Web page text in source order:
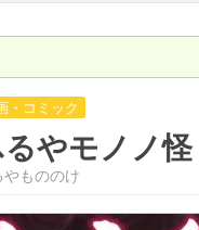
・コミック
やモノノ怪
やもののけ